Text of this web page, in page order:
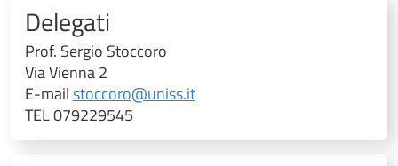
Delegati
Prof. Sergio Stoccoro
Via Vienna 2
E-mailstoccoro@uniss.it
TEL 079229545